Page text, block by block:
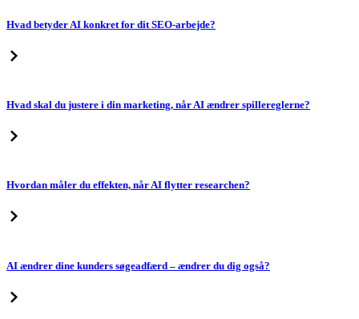
Hvad betyder AI konkret for dit SEO-arbejde?
Hvad skal du justere i din marketing, når AI ændrer spillereglerne?
Hvordan måler du effekten, når AI flytter researchen?
AI ændrer dine kunders søgeadfærd – ændrer du dig også?